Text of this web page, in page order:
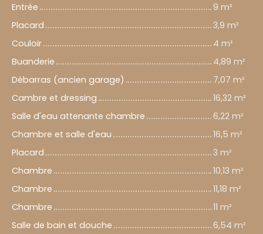
Entrée
9 m²
Placard
3,9 m²
Couloir
4 m²
Buanderie
4,89 m²
Débarras (ancien garage)
7,07 m²
Cambre et dressing
16,32 m²
Salle d'eau attenante chambre
6,22 m²
Chambre et salle d'eau
16,5 m²
Placard
3 m²
Chambre
10,13 m²
Chambre
11,18 m²
Chambre
11 m²
Salle de bain et douche
6,54 m²